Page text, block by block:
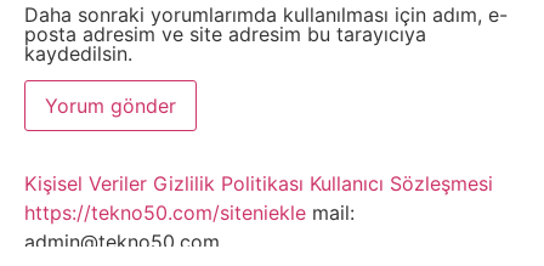
Yemek
Youtube
Daha sonraki yorumlarımda kullanılması için adım, e-
posta adresim ve site adresim bu tarayıcıya
kaydedilsin.
Kişisel Veriler Gizlilik Politikası Kullanıcı Sözleşmesi
https://tekno50.com/siteniekle mail:
admin@tekno50.com